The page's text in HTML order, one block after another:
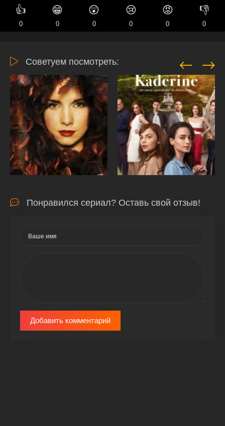
👍
0
😁
0
😲
0
😢
0
😡
0
👎
0
Советуем посмотреть:
Понравился сериал? Оставь свой отзыв!
Добавить комментарий